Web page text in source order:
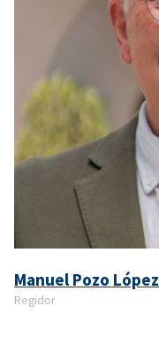
Manuel Pozo López
Regidor